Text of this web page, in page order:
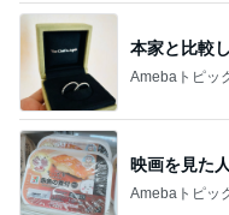
本家と比較
Amebaトピッ
映画を見た
Amebaトピッ